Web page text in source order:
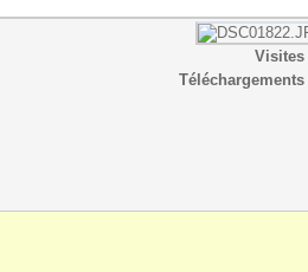
Visites
Téléchargements